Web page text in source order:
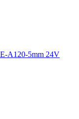
A120-5mm 24V